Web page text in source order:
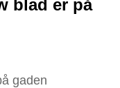
blad er på
gaden